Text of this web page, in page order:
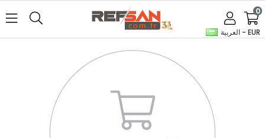
العربية - EUR
0